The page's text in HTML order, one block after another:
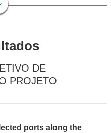
DE
PROJETO
ports along the